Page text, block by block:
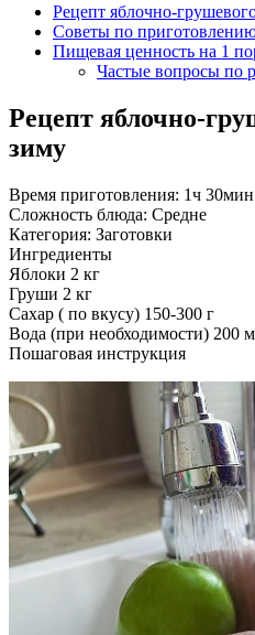
Рецепт яблочно-
Советы по
Пищевая ценность на 1
Частые вопросы по
Рецепт яблочно-
зиму
Время приготовления: 1ч 30мин
Сложность блюда: Средне
Категория: Заготовки
Ингредиенты
Яблоки 2 кг
Груши 2 кг
Сахар ( по вкусу) 150-300 г
Вода (при необходимости) 200
Пошаговая инструкция